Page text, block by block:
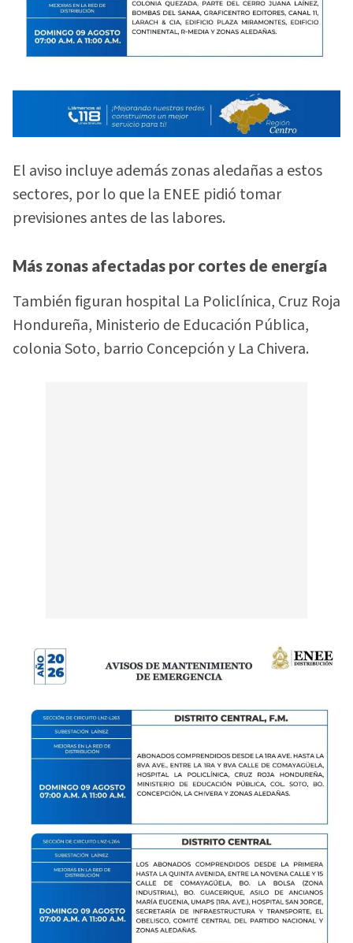
El aviso incluye además zonas aledañas a estos
sectores, por lo que la ENEE pidió tomar
previsiones antes de las labores.
Más zonas afectadas por cortes de energía
También figuran hospital La Policlínica, Cruz Roja
Hondureña, Ministerio de Educación Pública,
colonia Soto, barrio Concepción y La Chivera.